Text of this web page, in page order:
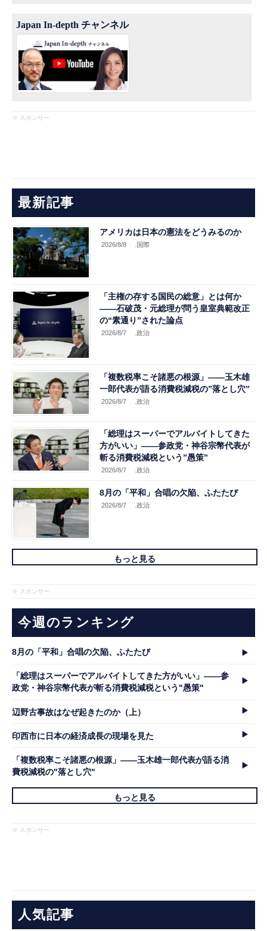
Japan In-depth チャンネル
※ スポンサー
最新記事
アメリカは日本の憲法をどうみるのか
2026/8/8 .国際
「主権の存する国民の総意」とは何か
――石破茂・元総理が問う皇室典範改正
の“素通り”された論点
2026/8/7 .政治
「複数税率こそ諸悪の根源」――玉木雄
一郎代表が語る消費税減税の”落とし穴”
2026/8/7 .政治
「総理はスーパーでアルバイトしてきた
方がいい」――参政党・神谷宗幣代表が
斬る消費税減税という”愚策”
2026/8/7 .政治
8月の「平和」合唱の欠陥、ふたたび
2026/8/7 .政治
もっと見る
※ スポンサー
今週のランキング
8月の「平和」合唱の欠陥、ふたたび
「総理はスーパーでアルバイトしてきた方がいい」――参
政党・神谷宗幣代表が斬る消費税減税という"愚策"
辺野古事故はなぜ起きたのか（上）
印西市に日本の経済成長の現場を見た
「複数税率こそ諸悪の根源」――玉木雄一郎代表が語る消
費税減税の"落とし穴"
もっと見る
※ スポンサー
人気記事